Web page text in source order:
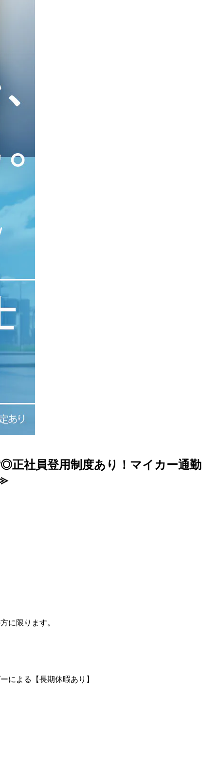
正社員登用制度あり！マイカー通勤
に限ります。
よる【長期休暇あり】